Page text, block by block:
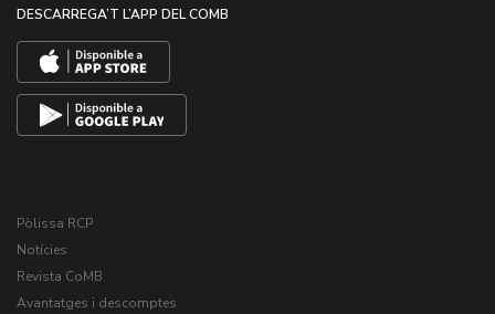
DESCARREGA’T L’APP DEL COMB
Pòlissa RCP
Notícies
Revista CoMB
Avantatges i descomptes